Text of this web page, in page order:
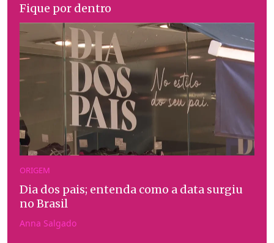
Fique por dentro
ORIGEM
Dia dos pais; entenda como a data surgiu
no Brasil
Anna Salgado